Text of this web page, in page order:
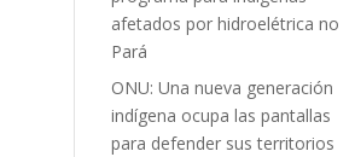
afetados por hidroelétrica no
Pará
ONU: Una nueva generación
indígena ocupa las pantallas
para defender sus territorios